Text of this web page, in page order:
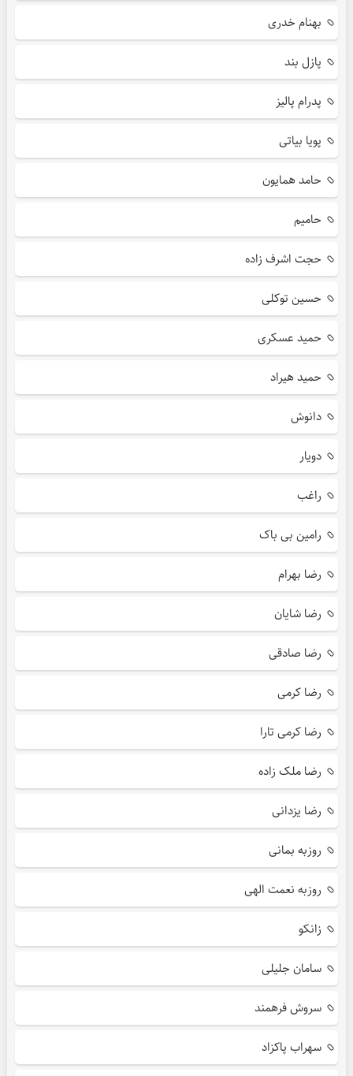
بهنام خدری
پازل بند
پدرام پالیز
پویا بیاتی
حامد همایون
حامیم
حجت اشرف زاده
حسین توکلی
حمید عسکری
حمید هیراد
دانوش
دویار
راغب
رامین بی باک
رضا بهرام
رضا شایان
رضا صادقی
رضا کرمی
رضا کرمی تارا
رضا ملک زاده
رضا یزدانی
روزبه بمانی
روزبه نعمت الهی
زانکو
سامان جلیلی
سروش فرهمند
سهراب پاکزاد